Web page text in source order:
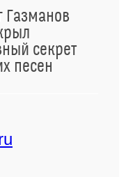
Газманов
секрет
песен